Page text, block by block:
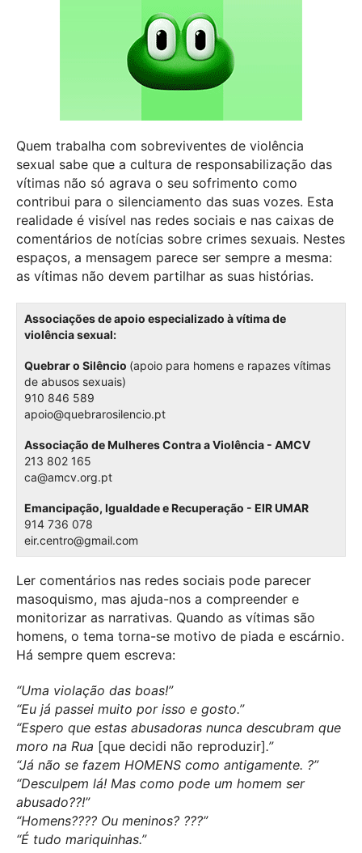
Quem trabalha com sobreviventes de violência
sexual sabe que a cultura de responsabilização das
vítimas não só agrava o seu sofrimento como
contribui para o silenciamento das suas vozes. Esta
realidade é visível nas redes sociais e nas caixas de
comentários de notícias sobre crimes sexuais. Nestes
espaços, a mensagem parece ser sempre a mesma:
as vítimas não devem partilhar as suas histórias.
Associações de apoio especializado à vítima de
violência sexual:
Quebrar o Silêncio (apoio para homens e rapazes vítimas
de abusos sexuais)
910 846 589
apoio@quebrarosilencio.pt
Associação de Mulheres Contra a Violência - AMCV
213 802 165
ca@amcv.org.pt
Emancipação, Igualdade e Recuperação - EIR UMAR
914 736 078
eir.centro@gmail.com
Ler comentários nas redes sociais pode parecer
masoquismo, mas ajuda-nos a compreender e
monitorizar as narrativas. Quando as vítimas são
homens, o tema torna-se motivo de piada e escárnio.
Há sempre quem escreva:
“Uma violação das boas!”
“Eu já passei muito por isso e gosto.”
“Espero que estas abusadoras nunca descubram que
moro na Rua [que decidi não reproduzir].”
“Já não se fazem HOMENS como antigamente. ?”
“Desculpem lá! Mas como pode um homem ser
abusado??!”
“Homens???? Ou meninos? ???”
“É tudo mariquinhas.”